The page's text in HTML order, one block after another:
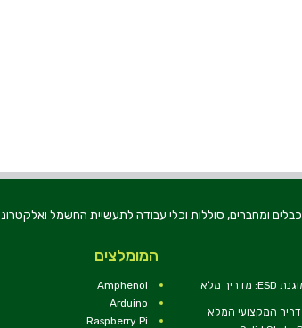
רכיבים, ציוד בדיקה, כבלים ומחברים, סוללות וכלי עבודה לתעשיית החשמל
המומלצים
Amphenol
Arduino
Raspberry Pi
איך מקימים עמדת עבודה מוגנת ESD: מדריך מלא
המקצועי המלא